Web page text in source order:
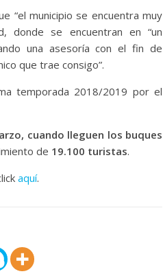
“el municipio se encuentra muy
donde se encuentran en “un
una asesoría con el fin de
que trae consigo”.
temporada 2018/2019 por el
cuando lleguen los buques
de 19.100 turistas.
aquí.